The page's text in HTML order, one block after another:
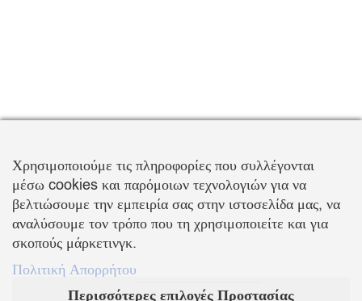
Χρησιμοποιούμε τις πληροφορίες που συλλέγονται
μέσω cookies και παρόμοιων τεχνολογιών για να
βελτιώσουμε την εμπειρία σας στην ιστοσελίδα μας, να
αναλύσουμε τον τρόπο που τη χρησιμοποιείτε και για
σκοπούς μάρκετινγκ.
Πολιτική Απορρήτου
Περισσότερες επιλογές Προστασίας